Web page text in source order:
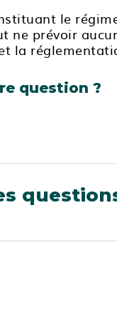
le
ne prévoir
la
question ?